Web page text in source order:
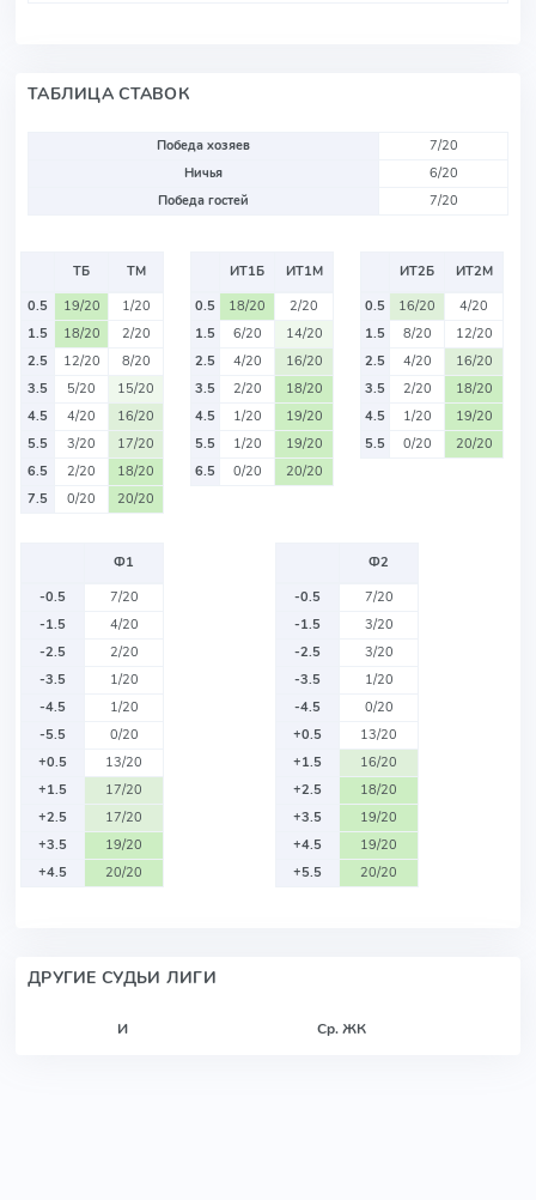
ТАБЛИЦА СТАВОК
Победа хозяев
7/20
Ничья
6/20
Победа гостей
7/20
ТБ
ТМ
0.5
19/20
1/20
1.5
18/20
2/20
2.5
12/20
8/20
3.5
5/20
15/20
4.5
4/20
16/20
5.5
3/20
17/20
6.5
2/20
18/20
7.5
0/20 20/20
ИТ1Б
ИТ1М
0.5
18/20
2/20
1.5
6/20
14/20
2.5
4/20
16/20
3.5
2/20
18/20
4.5
1/20
19/20
5.5
1/20
19/20
6.5
0/20 20/20
ИТ2Б
ИТ2М
0.5
16/20
4/20
1.5
8/20
12/20
2.5
4/20
16/20
3.5
2/20
18/20
4.5
1/20
19/20
5.5
0/20 20/20
Ф1
-0.5
7/20
-1.5
4/20
-2.5
2/20
-3.5
1/20
-4.5
1/20
-5.5
0/20
+0.5
13/20
+1.5
17/20
+2.5
17/20
+3.5
19/20
+4.5
20/20
Ф2
-0.5
7/20
-1.5
3/20
-2.5
3/20
-3.5
1/20
-4.5
0/20
+0.5
13/20
+1.5
16/20
+2.5
18/20
+3.5
19/20
+4.5
19/20
+5.5
20/20
ДРУГИЕ СУДЬИ ЛИГИ
И Ср. ЖК